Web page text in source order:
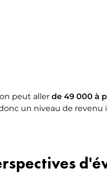
peut aller de 49 000 à
un niveau de revenu